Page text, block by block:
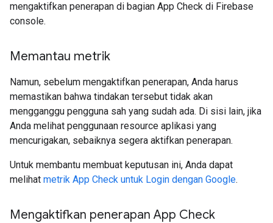
mengaktifkan penerapan di bagian App Check di Firebase
console.
Memantau metrik
Namun, sebelum mengaktifkan penerapan, Anda harus
memastikan bahwa tindakan tersebut tidak akan
mengganggu pengguna sah yang sudah ada. Di sisi lain, jika
Anda melihat penggunaan resource aplikasi yang
mencurigakan, sebaiknya segera aktifkan penerapan.
Untuk membantu membuat keputusan ini, Anda dapat
melihat metrik App Check untuk Login dengan Google.
Mengaktifkan penerapan App Check